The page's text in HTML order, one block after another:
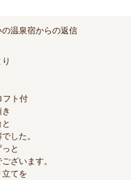
の温泉宿からの返信
フト付
した。
と
ざいます。
てを